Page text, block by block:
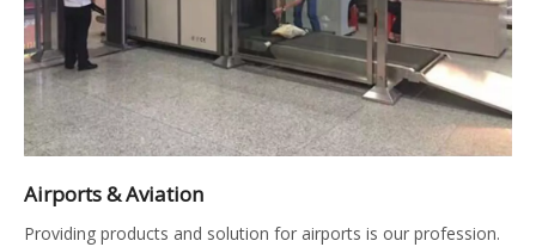
Airports & Aviation
Providing products and solution for airports is our profession.